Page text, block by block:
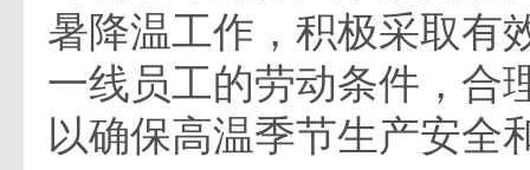
暑降温工作，积极采取有
一线员工的劳动条件，合
以确保高温季节生产安全